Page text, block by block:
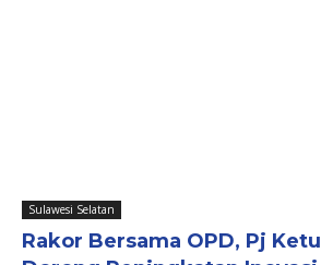
Sulawesi Selatan
Rakor Bersama OPD, Pj